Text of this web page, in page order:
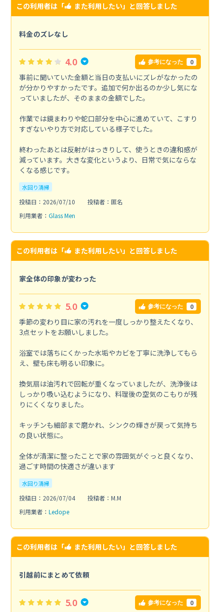
この利用者は「 また利用したい」と回答しました
料金のズレなし
4.0 参考になった 0
事前に聞いていた金額と当日の支払いにズレがなかったの
が分かりやすかったです。追加で何か出るのか少し気にな
っていましたが、そのままの金額でした。
作業では鏡まわりや蛇口部分を中心に進めていて、こすり
すぎないやり方で対応している様子でした。
終わったあとは反射がはっきりして、使うときの違和感が
減っています。大きな変化というより、日常で気にならな
くなる感じです。
水回り清掃
投稿日：2026/07/10
投稿者：匿名
利用業者： Glass Men
この利用者は「 また利用したい」と回答しました
家全体の印象が変わった
5.0 参考になった 0
季節の変わり目に家の汚れを一度しっかり整えたくなり、
3点セットをお願いしました。
浴室では落ちにくかった水垢やカビを丁寧に洗浄してもら
え、壁も床も明るい印象に。
換気扇は油汚れで回転が重くなっていましたが、洗浄後は
しっかり吸い込むようになり、料理後の空気のこもりが残
りにくくなりました。
キッチンも細部まで磨かれ、シンクの輝きが戻って気持ち
の良い状態に。
全体が清潔に整ったことで家の雰囲気がぐっと良くなり、
過ごす時間の快適さが違います
水回り清掃
投稿日：2026/07/04
投稿者：M.M
利用業者： Ledope
この利用者は「 また利用したい」と回答しました
引越前にまとめて依頼
5.0 参考になった 0